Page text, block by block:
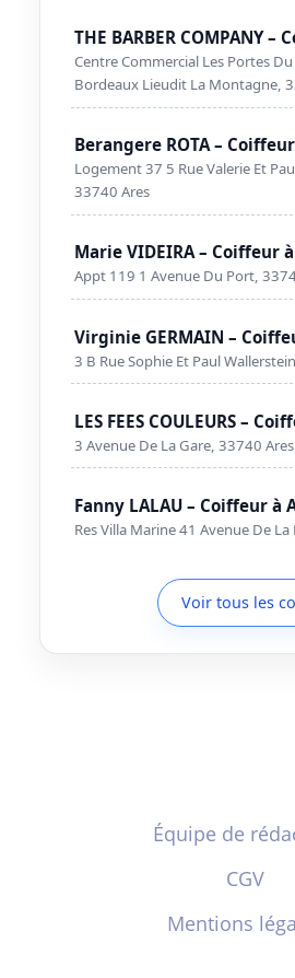
THE BARBER COMPANY –
Centre Commercial Les Portes
Bordeaux Lieudit La Montagne,
Berangere ROTA –
Logement 37 5 Rue Valerie Et
33740 Ares
Marie VIDEIRA – Coiffeur
Appt 119 1 Avenue Du Port,
Virginie GERMAIN –
3 B Rue Sophie Et Paul
LES FEES COULEURS –
3 Avenue De La Gare, 33740 Ares
Fanny LALAU – Coiffeur à
Res Villa Marine 41 Avenue De
Voir tous les
Équipe de
CGV
Mentions